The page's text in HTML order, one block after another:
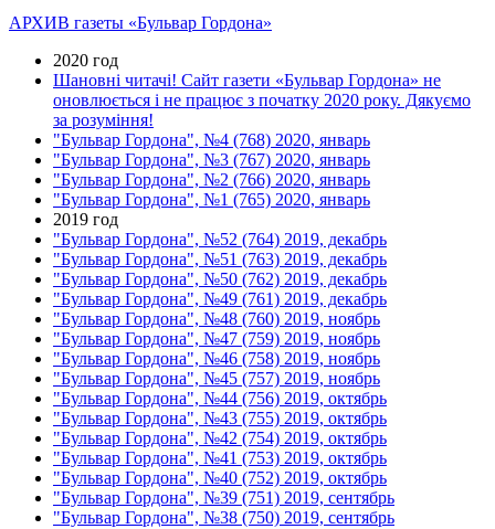
АРХИВ газеты «Бульвар Гордона»
2020 год
Шановні читачі! Сайт газети «Бульвар Гордона» не
оновлюється і не працює з початку 2020 року. Дякуємо
за розуміння!
"Бульвар Гордона", №4 (768) 2020, январь
"Бульвар Гордона", №3 (767) 2020, январь
"Бульвар Гордона", №2 (766) 2020, январь
"Бульвар Гордона", №1 (765) 2020, январь
2019 год
"Бульвар Гордона", №52 (764) 2019, декабрь
"Бульвар Гордона", №51 (763) 2019, декабрь
"Бульвар Гордона", №50 (762) 2019, декабрь
"Бульвар Гордона", №49 (761) 2019, декабрь
"Бульвар Гордона", №48 (760) 2019, ноябрь
"Бульвар Гордона", №47 (759) 2019, ноябрь
"Бульвар Гордона", №46 (758) 2019, ноябрь
"Бульвар Гордона", №45 (757) 2019, ноябрь
"Бульвар Гордона", №44 (756) 2019, октябрь
"Бульвар Гордона", №43 (755) 2019, октябрь
"Бульвар Гордона", №42 (754) 2019, октябрь
"Бульвар Гордона", №41 (753) 2019, октябрь
"Бульвар Гордона", №40 (752) 2019, октябрь
"Бульвар Гордона", №39 (751) 2019, сентябрь
"Бульвар Гордона", №38 (750) 2019, сентябрь